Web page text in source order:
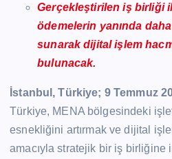
Gerçekleştirilen iş birliği
ödemelerin yanında
sunarak dijital işlem
bulunacak.
İstanbul, Türkiye; 9 Temmuz
Türkiye, MENA bölgesindeki
esnekliğini artırmak ve dijital
amacıyla stratejik bir iş birliğine